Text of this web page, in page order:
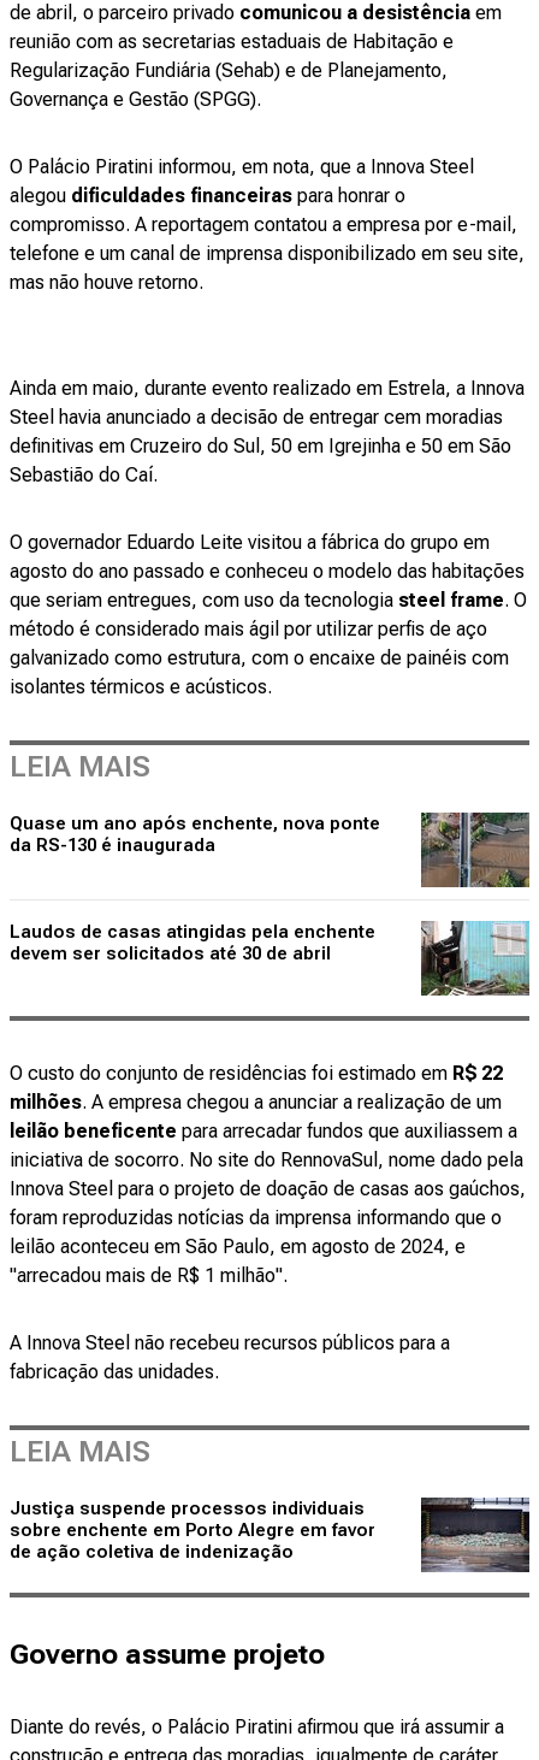
de abril, o parceiro privado comunicou a desistência em
reunião com as secretarias estaduais de Habitação e
Regularização Fundiária (Sehab) e de Planejamento,
Governança e Gestão (SPGG).
O Palácio Piratini informou, em nota, que a Innova Steel
alegou dificuldades financeiras para honrar o
compromisso. A reportagem contatou a empresa por e-mail,
telefone e um canal de imprensa disponibilizado em seu site,
mas não houve retorno.
Ainda em maio, durante evento realizado em Estrela, a Innova
Steel havia anunciado a decisão de entregar cem moradias
definitivas em Cruzeiro do Sul, 50 em Igrejinha e 50 em São
Sebastião do Caí.
O governador Eduardo Leite visitou a fábrica do grupo em
agosto do ano passado e conheceu o modelo das habitações
que seriam entregues, com uso da tecnologia steel frame. O
método é considerado mais ágil por utilizar perfis de aço
galvanizado como estrutura, com o encaixe de painéis com
isolantes térmicos e acústicos.
LEIA MAIS
Quase um ano após enchente, nova ponte
da RS-130 é inaugurada
Laudos de casas atingidas pela enchente
devem ser solicitados até 30 de abril
O custo do conjunto de residências foi estimado em R$ 22
milhões. A empresa chegou a anunciar a realização de um
leilão beneficente para arrecadar fundos que auxiliassem a
iniciativa de socorro. No site do RennovaSul, nome dado pela
Innova Steel para o projeto de doação de casas aos gaúchos,
foram reproduzidas notícias da imprensa informando que o
leilão aconteceu em São Paulo, em agosto de 2024, e
"arrecadou mais de R$ 1 milhão".
A Innova Steel não recebeu recursos públicos para a
fabricação das unidades.
LEIA MAIS
Justiça suspende processos individuais
sobre enchente em Porto Alegre em favor
de ação coletiva de indenização
Governo assume projeto
Diante do revés, o Palácio Piratini afirmou que irá assumir a